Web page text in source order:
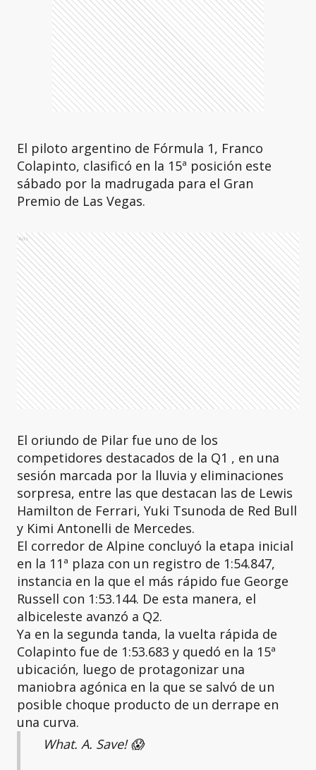
El piloto argentino de Fórmula 1, Franco
Colapinto, clasificó en la 15ª posición este
sábado por la madrugada para el Gran
Premio de Las Vegas.
Ads
El oriundo de Pilar fue uno de los
competidores destacados de la Q1 , en una
sesión marcada por la lluvia y eliminaciones
sorpresa, entre las que destacan las de Lewis
Hamilton de Ferrari, Yuki Tsunoda de Red Bull
y Kimi Antonelli de Mercedes.
El corredor de Alpine concluyó la etapa inicial
en la 11ª plaza con un registro de 1:54.847,
instancia en la que el más rápido fue George
Russell con 1:53.144. De esta manera, el
albiceleste avanzó a Q2.
Ya en la segunda tanda, la vuelta rápida de
Colapinto fue de 1:53.683 y quedó en la 15ª
ubicación, luego de protagonizar una
maniobra agónica en la que se salvó de un
posible choque producto de un derrape en
una curva.
What. A. Save! 😱